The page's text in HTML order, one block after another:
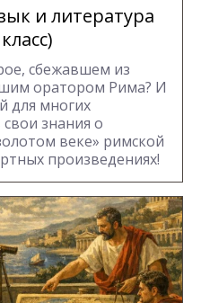
и литература
сбежавшем из
оратором Рима? И
для многих
знания о
веке» римской
произведениях!